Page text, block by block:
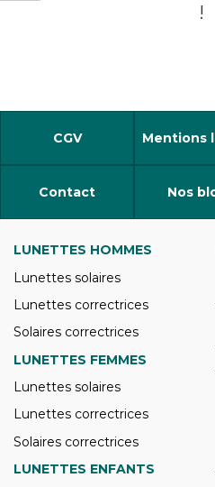
!
CGV Mentions
Contact Nos
LUNETTES HOMMES
Lunettes solaires
Lunettes correctrices
Solaires correctrices
LUNETTES FEMMES
Lunettes solaires
Lunettes correctrices
Solaires correctrices
LUNETTES ENFANTS